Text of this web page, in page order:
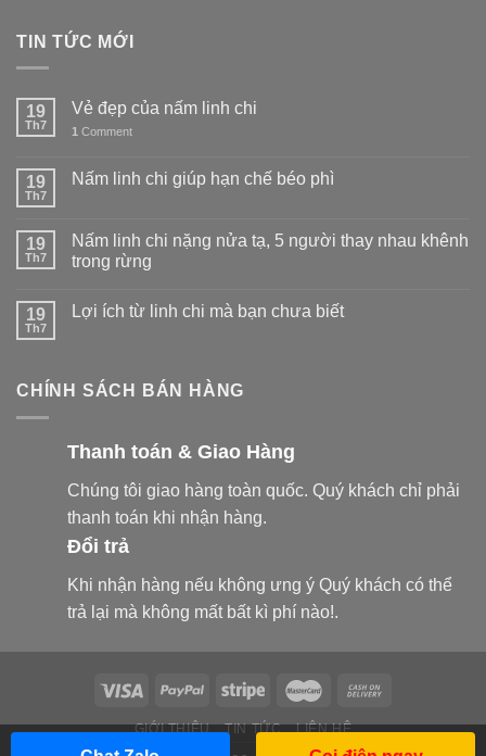
TIN TỨC MỚI
19
Th7
Vẻ đẹp của nấm linh chi
1 Comment
19
Th7
Nấm linh chi giúp hạn chế béo phì
19
Th7
Nấm linh chi nặng nửa tạ, 5 người thay nhau khênh
trong rừng
19
Th7
Lợi ích từ linh chi mà bạn chưa biết
CHÍNH SÁCH BÁN HÀNG
Thanh toán & Giao Hàng
Chúng tôi giao hàng toàn quốc. Quý khách chỉ phải
thanh toán khi nhận hàng.
Đổi trả
Khi nhận hàng nếu không ưng ý Quý khách có thể
trả lại mà không mất bất kì phí nào!.
GIỚI THIỆU TIN TỨC LIÊN HỆ